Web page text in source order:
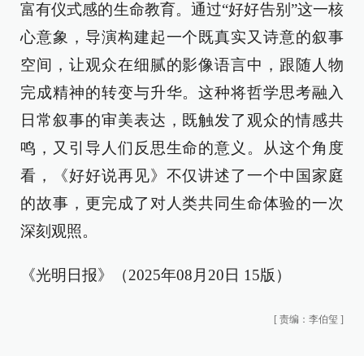
富有仪式感的生命教育。通过“好好告别”这一核
心意象，导演构建起一个既真实又诗意的叙事
空间，让观众在细腻的影像语言中，跟随人物
完成精神的转变与升华。这种将哲学思考融入
日常叙事的审美表达，既触发了观众的情感共
鸣，又引导人们反思生命的意义。从这个角度
看，《好好说再见》不仅讲述了一个中国家庭
的故事，更完成了对人类共同生命体验的一次
深刻观照。
《光明日报》（2025年08月20日 15版）
[ 责编：李伯玺 ]